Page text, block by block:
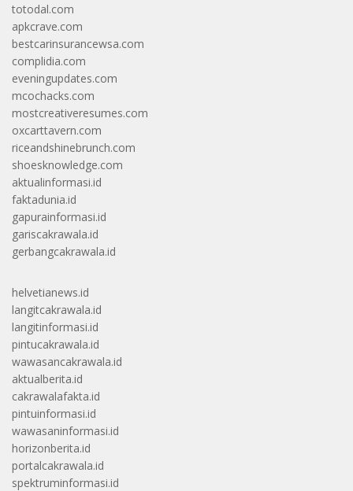
totodal.com
apkcrave.com
bestcarinsurancewsa.com
complidia.com
eveningupdates.com
mcochacks.com
mostcreativeresumes.com
oxcarttavern.com
riceandshinebrunch.com
shoesknowledge.com
aktualinformasi.id
faktadunia.id
gapurainformasi.id
gariscakrawala.id
gerbangcakrawala.id
helvetianews.id
langitcakrawala.id
langitinformasi.id
pintucakrawala.id
wawasancakrawala.id
aktualberita.id
cakrawalafakta.id
pintuinformasi.id
wawasaninformasi.id
horizonberita.id
portalcakrawala.id
spektruminformasi.id